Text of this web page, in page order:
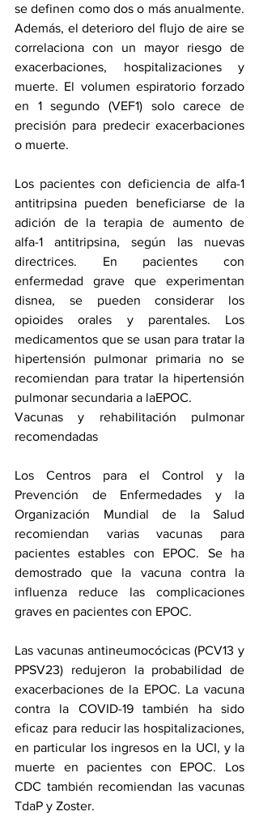
se definen como dos o más anualmente.
Además, el deterioro del flujo de aire se
correlaciona con un mayor riesgo de
exacerbaciones, hospitalizaciones y
muerte. El volumen espiratorio forzado
en 1 segundo (VEF1) solo carece de
precisión para predecir exacerbaciones
o muerte.
Los pacientes con deficiencia de alfa-1
antitripsina pueden beneficiarse de la
alfa-1 antitripsina, según las nuevas
directrices. En pacientes con
enfermedad grave que experimentan
disnea, se pueden considerar los
opioides orales y parentales. Los
medicamentos que se usan para tratar la
hipertensión pulmonar primaria no se
recomiendan para tratar la hipertensión
pulmonar secundaria a laEPOC.
Vacunas y rehabilitación pulmonar
recomendadas
Los Centros para el Control y la
Prevención de Enfermedades y la
recomiendan varias vacunas para
pacientes estables con EPOC. Se ha
demostrado que la vacuna contra la
influenza reduce las complicaciones
graves en pacientes con EPOC.
Las vacunas antineumocócicas (PCV13 y
PPSV23) redujeron la probabilidad de
exacerbaciones de la EPOC. La vacuna
contra la COVID-19 también ha sido
eficaz para reducir las hospitalizaciones,
en particular los ingresos en la UCI, y la
muerte en pacientes con EPOC. Los
CDC también recomiendan las vacunas
TdaP y Zoster.